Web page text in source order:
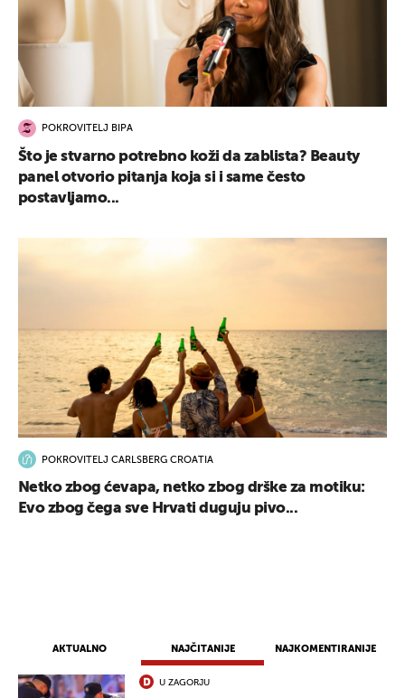
AKTUALNO NAJČITANIJE NAJKOMENTIRANIJE
U ZAGORJU
POKROVITELJ BIPA
Što je stvarno potrebno koži da zablista? Beauty
panel otvorio pitanja koja si i same često
postavljamo...
POKROVITELJ CARLSBERG CROATIA
Netko zbog ćevapa, netko zbog drške za motiku:
Evo zbog čega sve Hrvati duguju pivo...